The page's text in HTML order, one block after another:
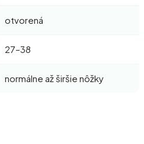
otvorená
27–38
normálne až širšie nôžky